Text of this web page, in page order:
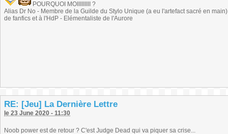
POURQUOI MOIIIIIIIII ?
Alias Dr No - Membre de la Guilde du Stylo Unique (a eu l'artefact sacré en
de fanfics et à l'HdP - Elémentaliste de l'Aurore
RE: [Jeu] La Dernière Lettre
le 23 June 2020 - 11:30
Noob power est de retour ? C'est Judge Dead qui va piquer sa crise...